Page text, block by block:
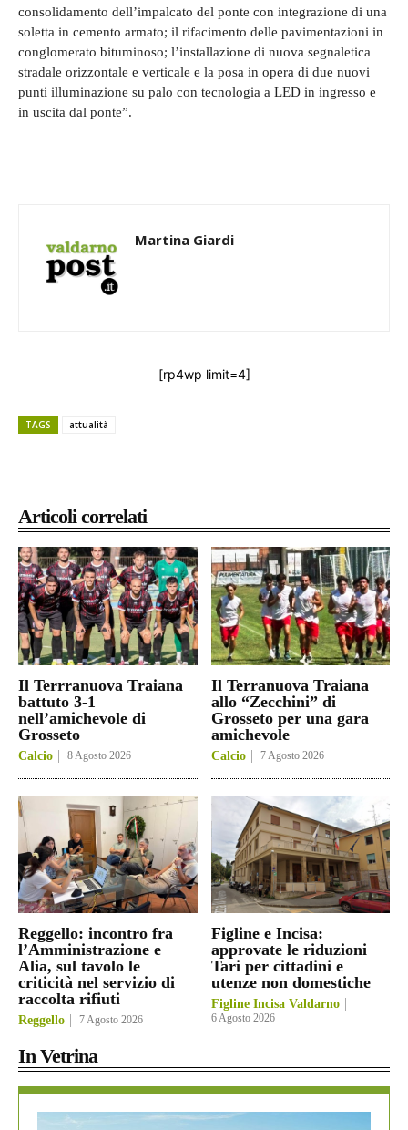
Articoli correlati
Il Terrranuova Traiana
battuto 3-1
nell’amichevole di
Grosseto
Calcio 8 Agosto 2026
Il Terranuova Traiana
allo “Zecchini” di
Grosseto per una gara
amichevole
Calcio 7 Agosto 2026
Reggello: incontro fra
l’Amministrazione e
Alia, sul tavolo le
criticità nel servizio di
raccolta rifiuti
Reggello 7 Agosto 2026
Figline e Incisa:
approvate le riduzioni
Tari per cittadini e
utenze non domestiche
Figline Incisa Valdarno
6 Agosto 2026
In Vetrina
consolidamento dell’impalcato del ponte con integrazione di una
soletta in cemento armato; il rifacimento delle pavimentazioni in
conglomerato bituminoso; l’installazione di nuova segnaletica
stradale orizzontale e verticale e la posa in opera di due nuovi
punti illuminazione su palo con tecnologia a LED in ingresso e
in uscita dal ponte”.
Martina Giardi
[rp4wp limit=4]
TAGS attualità